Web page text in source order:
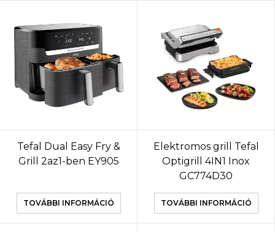
Tefal Dual Easy Fry &
Grill 2az1-ben EY905
TOVÁBBI INFORMÁCIÓ
Elektromos grill Tefal
Optigrill 4IN1 Inox
GC774D30
TOVÁBBI INFORMÁCIÓ